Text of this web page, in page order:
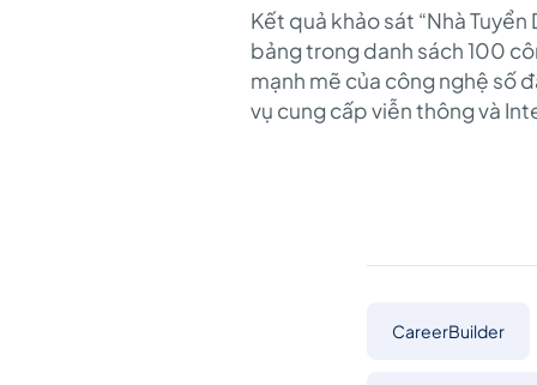
Kết quả khảo sát “Nhà
bảng trong danh sách 100
mạnh mẽ của công nghệ số
vụ cung cấp viễn thông và
CareerBuilder